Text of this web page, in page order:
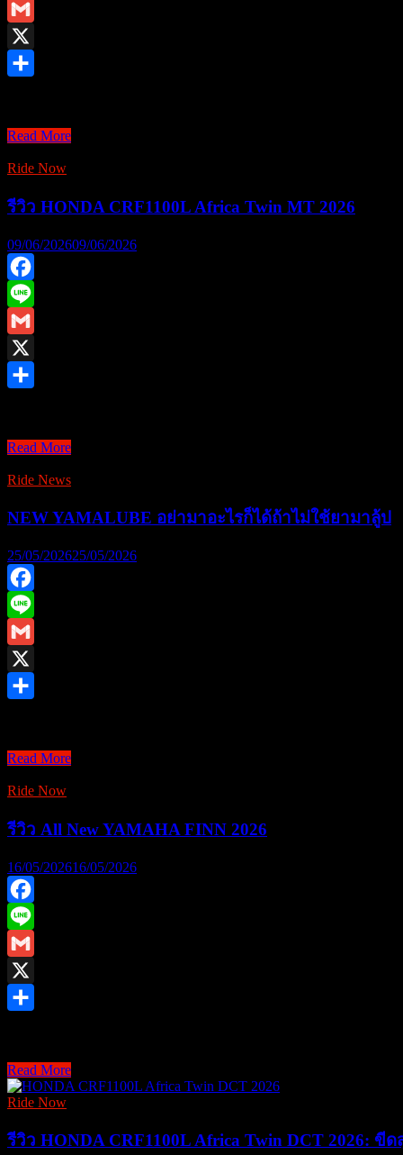
Line
Gmail
X
All
Yamaha
SP
Read More
Ride Now
รีวิว HONDA CRF1100L Africa Twin MT 2026
09/06/202609/06/2026
Facebook
Line
Gmail
X
รีวิว
CRF1100L
Twin
2026
Read More
Ride News
NEW YAMALUBE อย่ามาอะไรก็ได้ถ้าไม่ใช้ยามาลู้ป
25/05/202625/05/2026
Facebook
Line
Gmail
X
NEW
อย่า
อะไร
ก็ได้
ถ้า
ไม่
ใช้
ยา
มา
ลู้ป
Read More
Ride Now
รีวิว All New YAMAHA FINN 2026
16/05/202616/05/2026
Facebook
Line
Gmail
X
รีวิว
All
New
FINN
Read More
Ride Now
รีวิว HONDA CRF1100L Africa Twin DCT 2026: ขี